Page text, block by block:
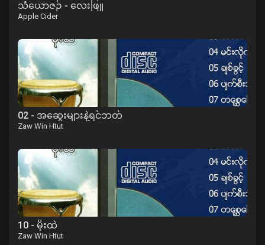
သံယောဇဉ် - လေးဖြူ
Apple Cider
02 - အဆွေးများနဲ့ရင်ဘတ်
Zaw Win Htut
10 - မိုးထဲ
Zaw Win Htut